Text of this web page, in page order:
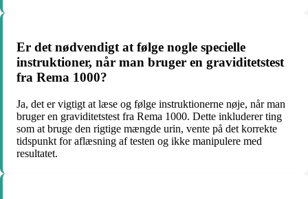
Er det nødvendigt at følge nogle specielle
instruktioner, når man bruger en graviditetstest
fra Rema 1000?
Ja, det er vigtigt at læse og følge instruktionerne nøje, når man
bruger en graviditetstest fra Rema 1000. Dette inkluderer ting
som at bruge den rigtige mængde urin, vente på det korrekte
tidspunkt for aflæsning af testen og ikke manipulere med
resultatet.